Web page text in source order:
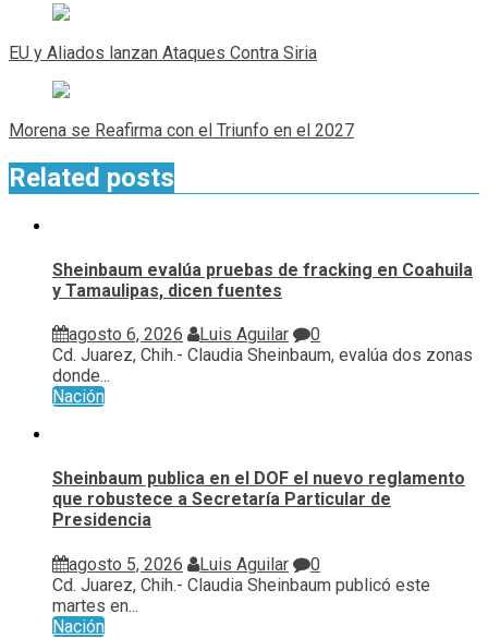
Navegación
de
entradas
EU y Aliados lanzan Ataques Contra Siria
Morena se Reafirma con el Triunfo en el 2027
Related posts
Sheinbaum evalúa pruebas de fracking en Coahuila
y Tamaulipas, dicen fuentes
agosto 6, 2026 Luis Aguilar
0
Cd. Juarez, Chih.- Claudia Sheinbaum, evalúa ⁠dos zonas
donde...
Nación
Sheinbaum publica en el DOF el nuevo reglamento
que robustece a Secretaría Particular de
Presidencia
agosto 5, 2026 Luis Aguilar
0
Cd. Juarez, Chih.- Claudia Sheinbaum publicó este
martes en...
Nación